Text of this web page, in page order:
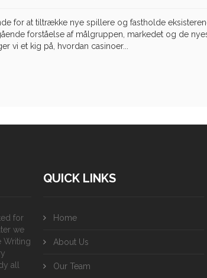
for at tiltrække nye spillere og fastholde
forståelse af målgruppen, markedet og de
vi et kig på, hvordan casinoer...
for
we
Writing
all
QUICK LINKS
Home
About Us
Our Team